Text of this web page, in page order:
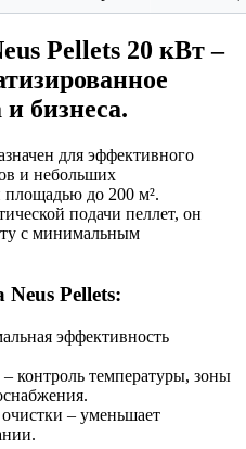
Pellets 20 кВт –
бизнеса.
для эффективного
и небольших
до 200 м².
подачи пеллет, он
с минимальным
Pellets:
эффективность
контроль температуры, зоны
– уменьшает